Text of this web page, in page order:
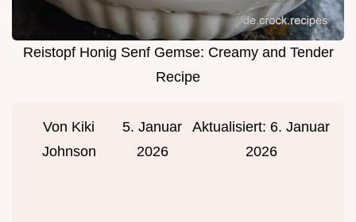
Reistopf Honig Senf Gemse: Creamy and Tender
Recipe
Von Kiki
Johnson
5. Januar
2026
Aktualisiert: 6. Januar
2026